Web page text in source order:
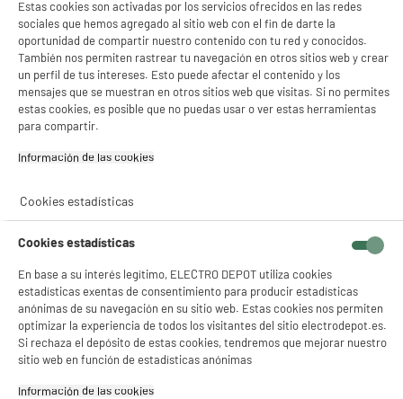
product_anchor_characteristics
0 €79
Estas cookies son activadas por los servicios ofrecidos en las redes
sociales que hemos agregado al sitio web con el fin de darte la
oportunidad de compartir nuestro contenido con tu red y conocidos.
También nos permiten rastrear tu navegación en otros sitios web y crear
un perfil de tus intereses. Esto puede afectar el contenido y los
mensajes que se muestran en otros sitios web que visitas. Si no permites
estas cookies, es posible que no puedas usar o ver estas herramientas
para compartir.
Información de las cookies‎
Cookies estadísticas
Cookies estadísticas
En base a su interés legítimo, ELECTRO DEPOT utiliza cookies
estadísticas exentas de consentimiento para producir estadísticas
anónimas de su navegación en su sitio web. Estas cookies nos permiten
optimizar la experiencia de todos los visitantes del sitio electrodepot.es.
Si rechaza el depósito de estas cookies, tendremos que mejorar nuestro
sitio web en función de estadísticas anónimas
Información de las cookies‎